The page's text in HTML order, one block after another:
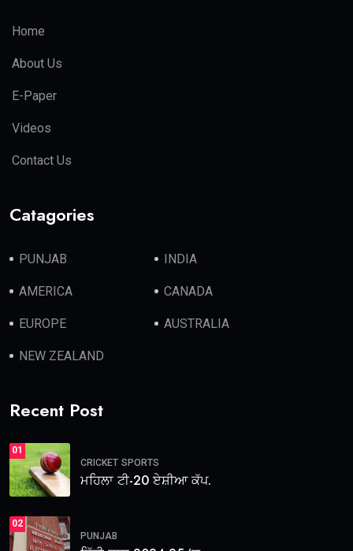
Home
About Us
E-Paper
Videos
Contact Us
Catagories
PUNJAB INDIA
AMERICA CANADA
EUROPE AUSTRALIA
NEW ZEALAND
Recent Post
01
CRICKET SPORTS
ਮਹਿਲਾ ਟੀ-20 ਏਸ਼ੀਆ ਕੱਪ.
02
PUNJAB